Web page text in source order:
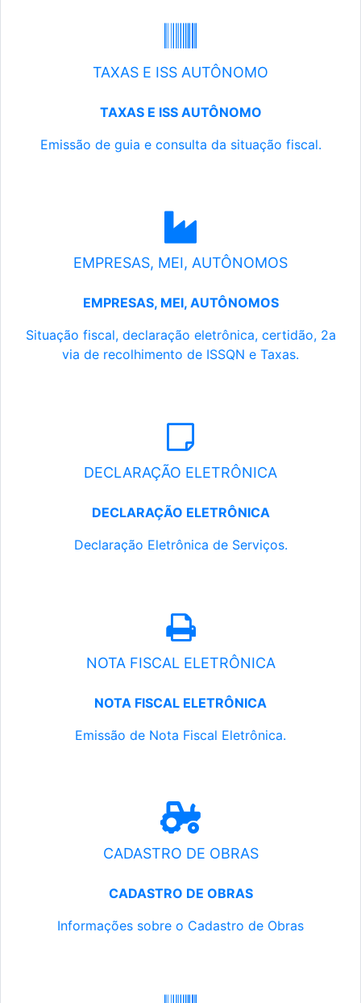
TAXAS E ISS AUTÔNOMO
TAXAS E ISS AUTÔNOMO
Emissão de guia e consulta da situação fiscal.
EMPRESAS, MEI, AUTÔNOMOS
EMPRESAS, MEI, AUTÔNOMOS
Situação fiscal, declaração eletrônica, certidão, 2a
via de recolhimento de ISSQN e Taxas.
DECLARAÇÃO ELETRÔNICA
DECLARAÇÃO ELETRÔNICA
Declaração Eletrônica de Serviços.
NOTA FISCAL ELETRÔNICA
NOTA FISCAL ELETRÔNICA
Emissão de Nota Fiscal Eletrônica.
CADASTRO DE OBRAS
CADASTRO DE OBRAS
Informações sobre o Cadastro de Obras